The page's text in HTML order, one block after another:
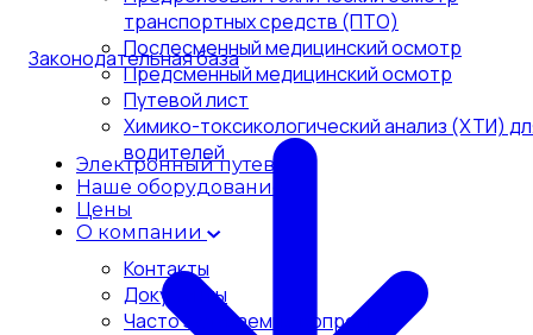
транспортных средств (ПТО)
Послесменный медицинский осмотр
Предсменный медицинский осмотр
Путевой лист
Химико-токсикологический анализ (ХТИ)
водителей
Электронный путевой
Наше оборудование
Цены
О компании
Контакты
Документы
Часто задаваемые вопросы
Законодательная база